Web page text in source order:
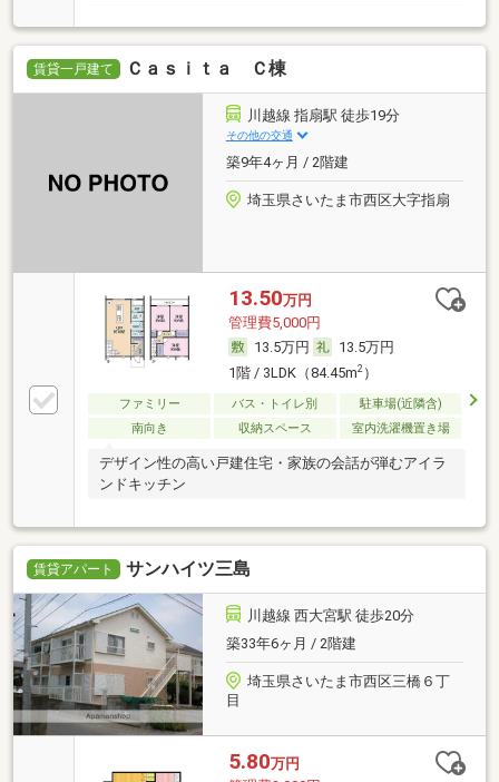
賃貸一戸建て Ｃａｓｉｔａ Ｃ棟
川越線 指扇駅 徒歩19分
その他の交通
築9年4ヶ月 / 2階建
埼玉県さいたま市西区大字指扇
13.50万円
管理費5,000円
13.5万円
13.5万円
1階 / 3LDK（84.45m2）
ファミリー バス・トイレ別
駐車場(近隣含)
南向き
収納スペース 室内洗濯機置き場
デザイン性の高い戸建住宅・家族の会話が弾むアイラ
ンドキッチン
賃貸アパート サンハイツ三島
川越線 西大宮駅 徒歩20分
築33年6ヶ月 / 2階建
埼玉県さいたま市西区三橋６丁
目
5.80万円